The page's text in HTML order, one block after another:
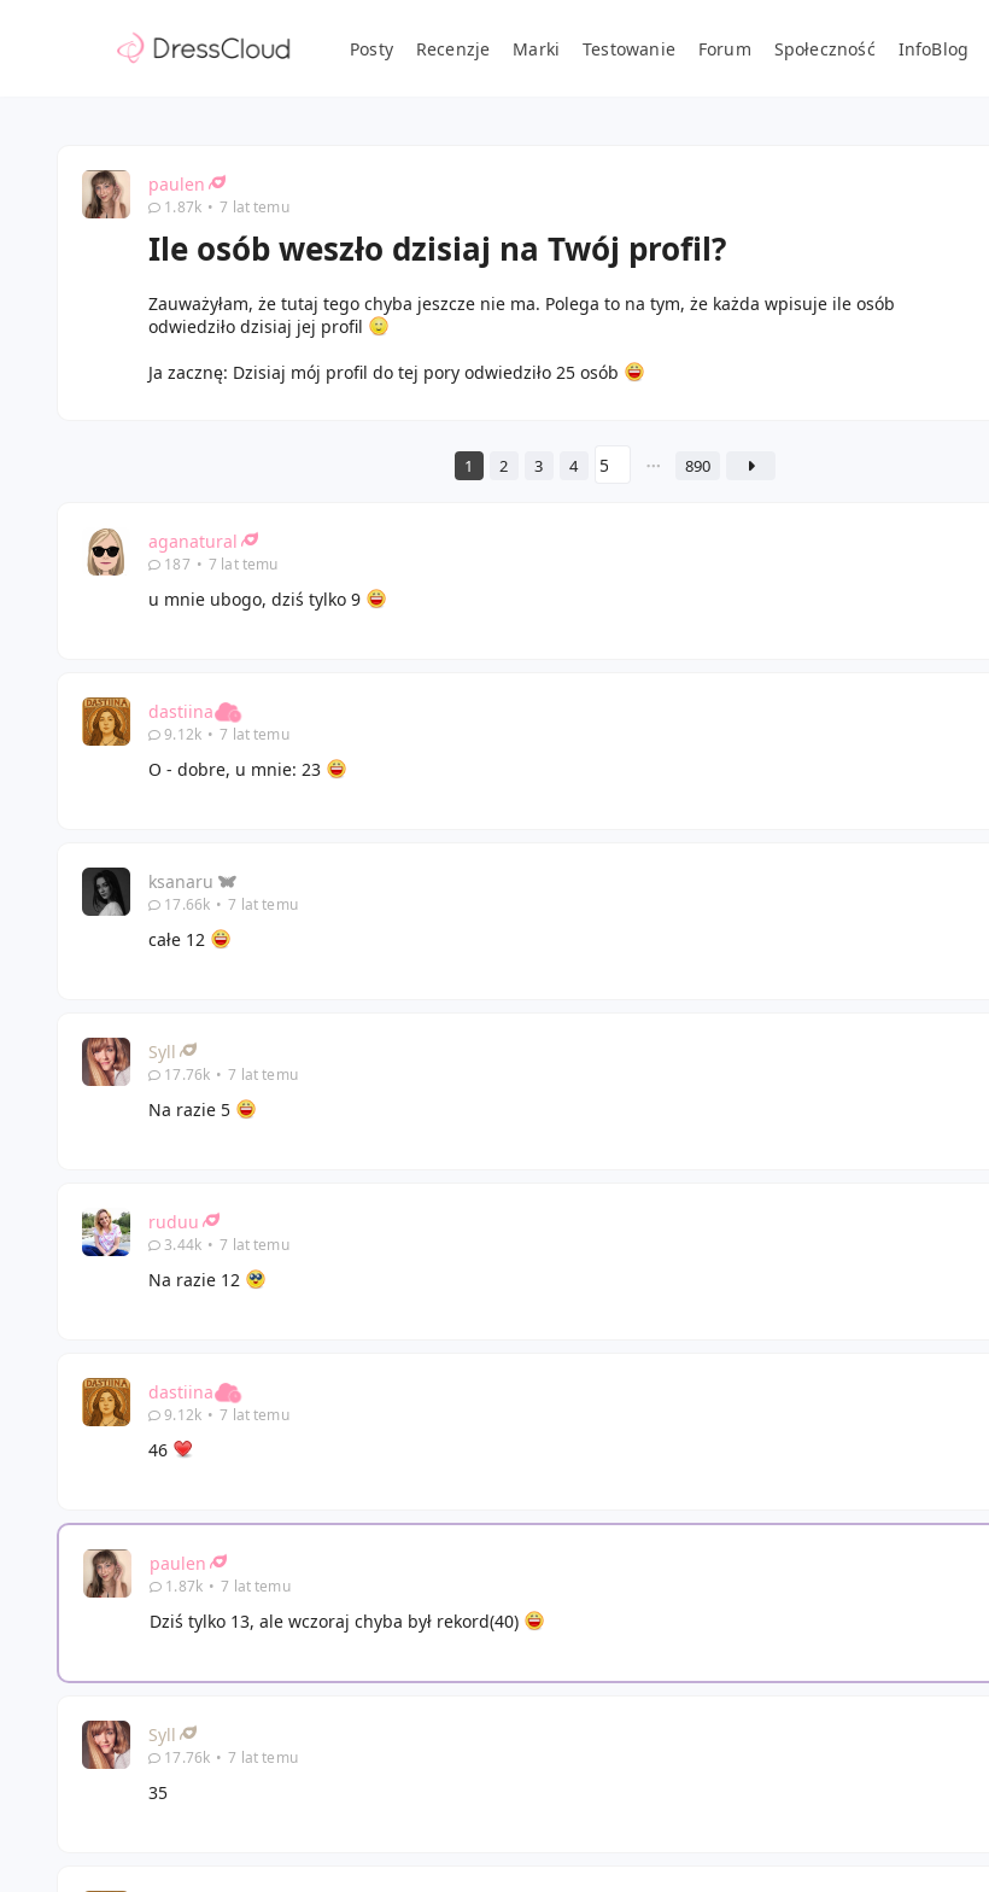
Posty Recenzje Marki Testowanie Forum Społeczność InfoBlog
paulen
1.87k • 7 lat temu
Ile osób weszło dzisiaj na Twój profil?
Zauważyłam, że tutaj tego chyba jeszcze nie ma. Polega to na tym, że każda wpisuje ile osób
odwiedziło dzisiaj jej profil
Ja zacznę: Dzisiaj mój profil do tej pory odwiedziło 25 osób
1 2 3 4 890
aganatural
187 • 7 lat temu
u mnie ubogo, dziś tylko 9
dastiina
9.12k • 7 lat temu
O - dobre, u mnie: 23
ksanaru
17.66k • 7 lat temu
całe 12
Syll
17.76k • 7 lat temu
Na razie 5
ruduu
3.44k • 7 lat temu
Na razie 12
dastiina
9.12k • 7 lat temu
46
paulen
1.87k • 7 lat temu
Dziś tylko 13, ale wczoraj chyba był rekord(40)
Syll
17.76k • 7 lat temu
35